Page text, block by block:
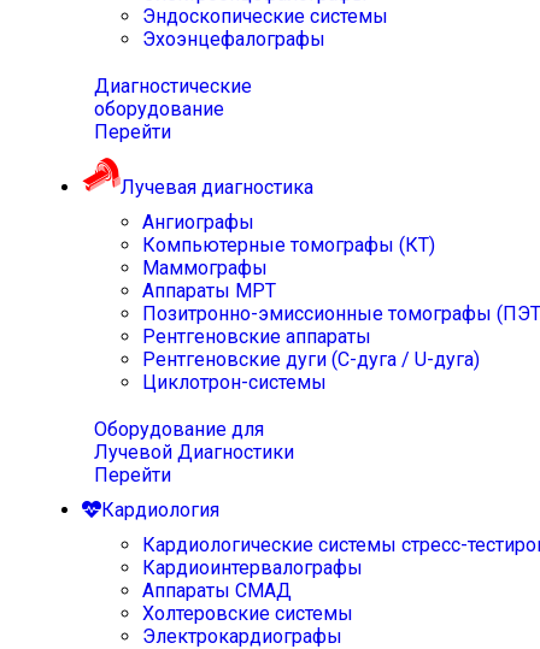
Эндоскопические системы
Эхоэнцефалографы
Диагностические
оборудование
Перейти
Лучевая диагностика
Ангиографы
Компьютерные томографы (КТ)
Маммографы
Аппараты МРТ
Позитронно-эмиссионные томографы
Рентгеновские аппараты
Рентгеновские дуги (С-дуга / U-дуга)
Циклотрон-системы
Оборудование для
Лучевой Диагностики
Перейти
Кардиология
Кардиологические системы стресс-
Кардиоинтервалографы
Аппараты СМАД
Холтеровские системы
Электрокардиографы